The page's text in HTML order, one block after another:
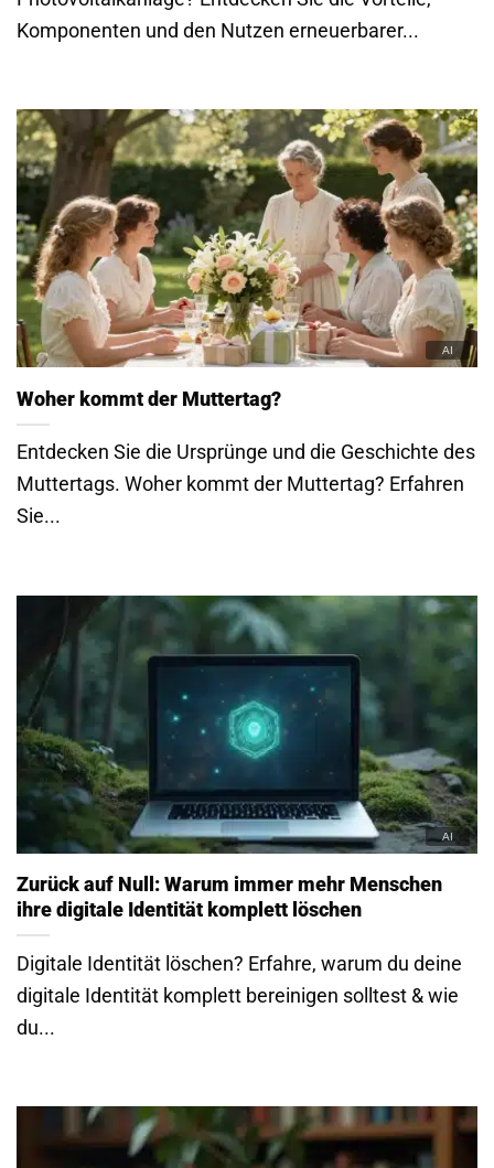
Komponenten und den Nutzen erneuerbarer...
Woher kommt der Muttertag?
Entdecken Sie die Ursprünge und die Geschichte des
Muttertags. Woher kommt der Muttertag? Erfahren
Sie...
Zurück auf Null: Warum immer mehr Menschen
ihre digitale Identität komplett löschen
Digitale Identität löschen? Erfahre, warum du deine
digitale Identität komplett bereinigen solltest & wie
du...